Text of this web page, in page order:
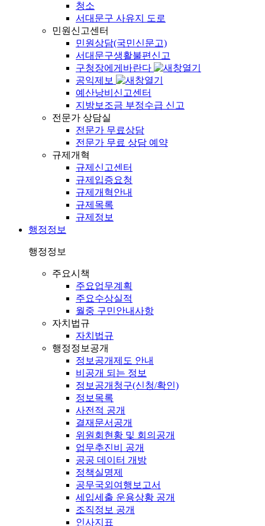
청소
서대문구 사유지 도로
민원신고센터
민원상담(국민신문고)
서대문구생활불편신고
구청장에게바란다
공익제보
예산낭비신고센터
지방보조금 부정수급 신고
전문가 상담실
전문가 무료상담
전문가 무료 상담 예약
규제개혁
규제신고센터
규제입증요청
규제개혁안내
규제목록
규제정보
행정정보
행정정보
주요시책
주요업무계획
주요수상실적
월중 구민안내사항
자치법규
자치법규
행정정보공개
정보공개제도 안내
비공개 되는 정보
정보공개청구(신청/확인)
정보목록
사전적 공개
결재문서공개
위원회현황 및 회의공개
업무추진비 공개
공공 데이터 개방
정책실명제
공무국외여행보고서
세입세출 운용상황 공개
조직정보 공개
인사지표